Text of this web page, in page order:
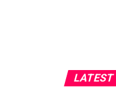
LATEST